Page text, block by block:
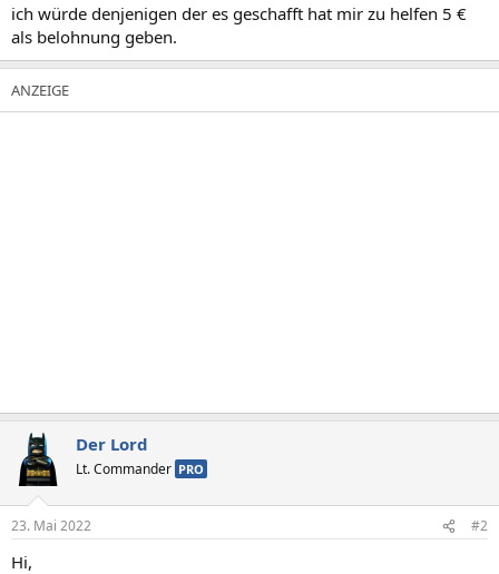
ich würde denjenigen der es geschafft hat mir zu helfen 5 €
als belohnung geben.
Der Lord
Lt. Commander PRO
23. Mai 2022 #2
Hi,